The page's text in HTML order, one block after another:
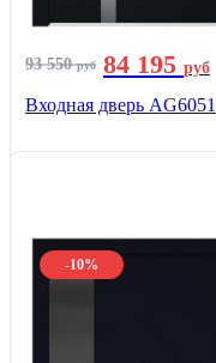
93 550руб 84 195 руб
Входная дверь AG6051
-10%